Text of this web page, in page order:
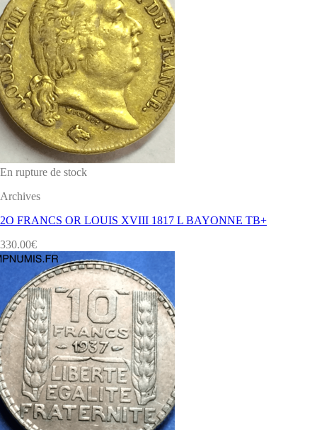
En rupture de stock
Archives
2O FRANCS OR LOUIS XVIII 1817 L BAYONNE TB+
330.00€